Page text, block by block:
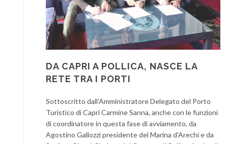
DA CAPRI A POLLICA, NASCE LA
RETE TRA I PORTI
Sottoscritto dall’Amministratore Delegato del Porto
Turistico di Capri Carmine Sanna, anche con le funzioni
di coordinatore in questa fase di avviamento, da
Agostino Gallozzi presidente del Marina d’Arechi e da